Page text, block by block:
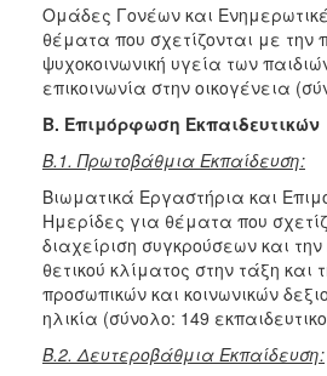
Ομάδες Γονέων και
θέματα που σχετίζονται με την
ψυχοκοινωνική υγεία των
επικοινωνία στην οικογένεια
Β. Επιμόρφωση Εκπαιδευτικών
Β.1. Πρωτοβάθμια Εκπαίδευση:
Βιωματικά Εργαστήρια και
Ημερίδες για θέματα που
διαχείριση συγκρούσεων και
θετικού κλίματος στην τάξη και
προσωπικών και κοινωνικών
ηλικία (σύνολο: 149
Β.2. Δευτεροβάθμια Εκπαίδευση: